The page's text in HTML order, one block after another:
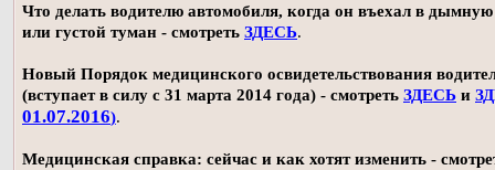
Что делать водителю автомобиля, когда он въехал в дымную
или густой туман - смотреть ЗДЕСЬ.
Новый Порядок медицинского освидетельствования
(вступает в силу с 31 марта 2014 года) - смотреть ЗДЕСЬ и
01.07.2016).
Медицинская справка: сейчас и как хотят изменить -